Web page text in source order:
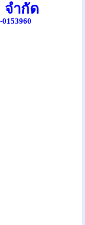
จำกัด
0153960